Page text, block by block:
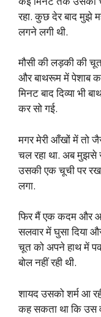
रहा. कुछ देर बाद मुझे
लगने लगी थी.
मौसी की लड़की की
और बाथरूम में पेशाब
मिनट बाद दिव्या भी
कर सो गई.
मगर मेरी आँखों में तो
चल रहा था. अब मुझसे
उसकी एक चूची पर
लगा.
फिर मैं एक कदम और
सलवार में घुसा दिया
चूत को अपने हाथ में
बोल नहीं रही थी.
शायद उसको शर्म आ
कह सकता था कि उस